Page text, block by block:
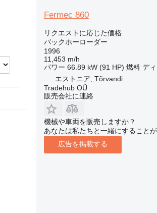
Fermec 860
リクエストに応じた価格
バックホーローダー
1996
11,453 m/h
パワー 66.89 kW (91 HP) 燃料 デ
エストニア, Tõrvandi
Tradehub OÜ
販売会社に連絡
機械や車両を販売しますか？
あなたは私たちと一緒にすることが
広告を掲載する